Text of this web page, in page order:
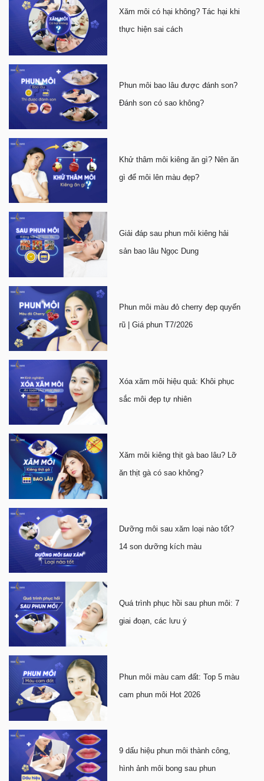
Xăm môi có hại không? Tác hại khi
thực hiện sai cách
Phun môi bao lâu được đánh son?
Đánh son có sao không?
Khử thâm môi kiêng ăn gì? Nên ăn
gì để môi lên màu đẹp?
Giải đáp sau phun môi kiêng hải
sản bao lâu Ngọc Dung
Phun môi màu đỏ cherry đẹp quyến
rũ | Giá phun T7/2026
Xóa xăm môi hiệu quả: Khôi phục
sắc môi đẹp tự nhiên
Xăm môi kiêng thịt gà bao lâu? Lỡ
ăn thịt gà có sao không?
Dưỡng môi sau xăm loại nào tốt?
14 son dưỡng kích màu
Quá trình phục hồi sau phun môi: 7
giai đoạn, các lưu ý
Phun môi màu cam đất: Top 5 màu
cam phun môi Hot 2026
9 dấu hiệu phun môi thành công,
hình ảnh môi bong sau phun